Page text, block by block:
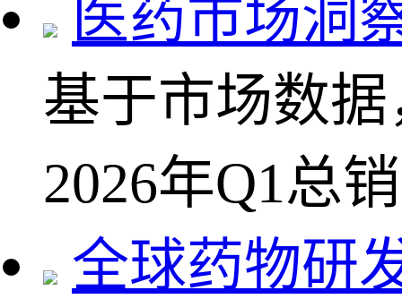
医药市场洞
基于市场数
2026年Q1总
全球药物研